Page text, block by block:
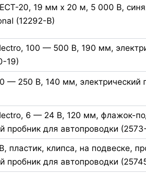
20, 19 мм х 20 м, 5 000 В,
(12292-B)
100 — 500 В, 190 мм,
19)
— 250 В, 140 мм, электрический
6 — 24 В, 120 мм, флажок-
пробник для автопроводки
пластик, клипса, на подвеске,
пробник для автопроводки